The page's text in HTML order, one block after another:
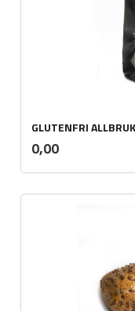
GLUTENFRI
Pris
0,00mva.